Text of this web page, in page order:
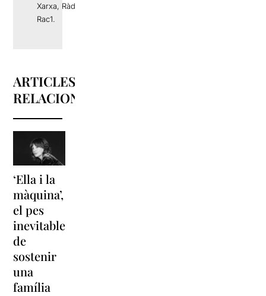
Xarxa, Ràdio 4 o
Rac1.
ARTICLES
RELACIONATS
‘Ella i la
màquina’,
el pes
inevitable
de
sostenir
una
família